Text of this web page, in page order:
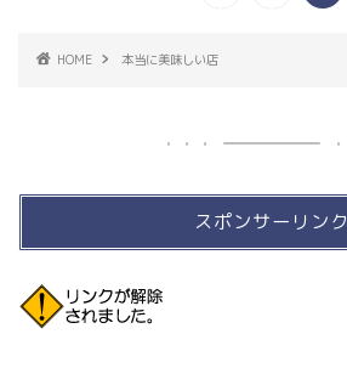
HOME 本当に美味しい店
スポンサーリンク